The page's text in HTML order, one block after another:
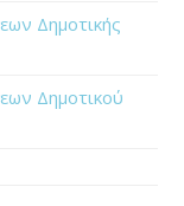
Δημοτικής
Δημοτικού